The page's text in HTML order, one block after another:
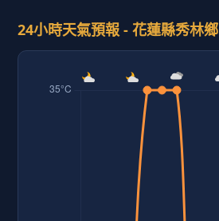
24小時天氣預報 - 花蓮縣秀林鄉